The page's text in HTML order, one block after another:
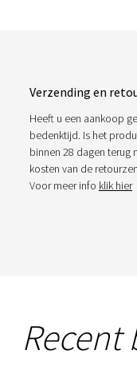
Verzending en
Heeft u een aankoop
bedenktijd. Is het
binnen 28 dagen terug
kosten van de
Voor meer info klik hier
Recent